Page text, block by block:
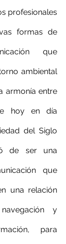
profesionales
formas de
que
ambiental
armonía entre
hoy en día
del Siglo
de ser una
que
una relación
y
para